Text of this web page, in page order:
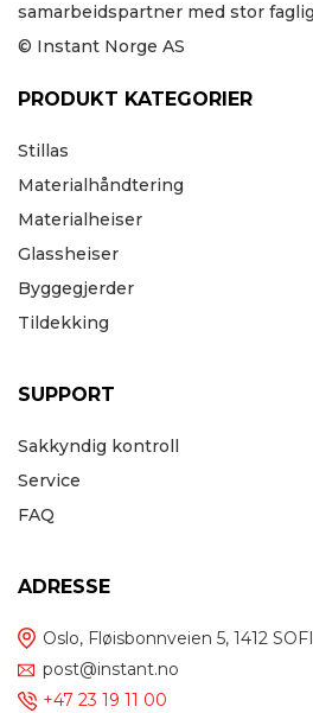
samarbeidspartner med stor
© Instant Norge AS
PRODUKT KATEGORIER
Stillas
Materialhåndtering
Materialheiser
Glassheiser
Byggegjerder
Tildekking
SUPPORT
Sakkyndig kontroll
Service
FAQ
ADRESSE
Oslo, Fløisbonnveien 5, 1412
post@instant.no
+47 23 19 11 00